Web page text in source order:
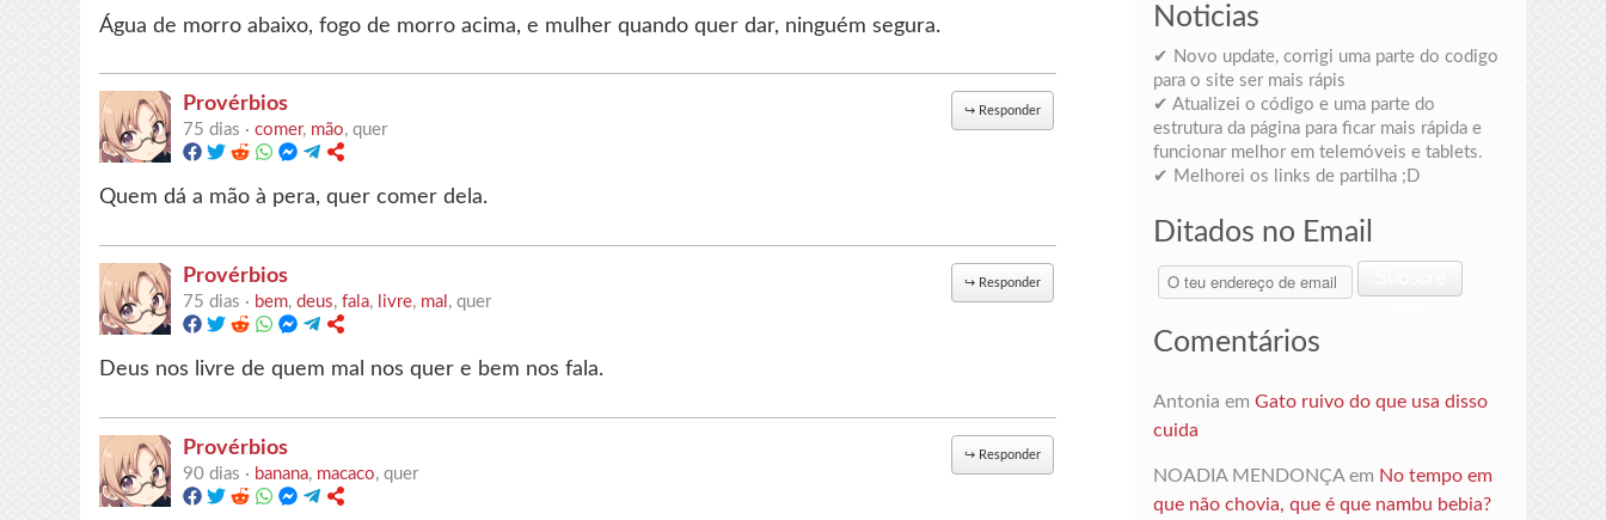
Água de morro abaixo, fogo de morro acima, e mulher quando quer dar, ninguém segura.
Provérbios ↪ Responder
75 dias ·comer, mão, quer
Quem dá a mão à pera, quer comer dela.
Provérbios ↪ Responder
75 dias · bem,deus,fala, livre, mal , quer
Deus nos livre de quem mal nos quer e bem nos fala.
Provérbios ↪ Responder
90 dias · banana, macaco, quer
Noticias
✔ Novo update, corrigi uma parte do codigo
para o site ser mais rápis
✔ Atualizei o código e uma parte do
estrutura da página para ficar mais rápida e
funcionar melhor em telemóveis e tablets.
✔ Melhorei os links de partilha ;D
Ditados no Email
O
teu
de
ver
Comentários
Antonia em Gato ruivo do que usa disso
cuida
NOADIA MENDONÇAem No tempo em
que não chovia, que é que nambu bebia?